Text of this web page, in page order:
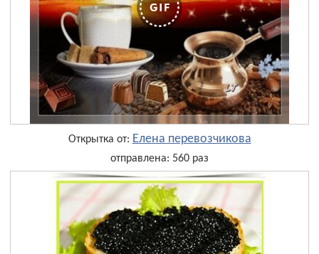
Открытка от: Елена перевозчикова
отправлена: 560 раз